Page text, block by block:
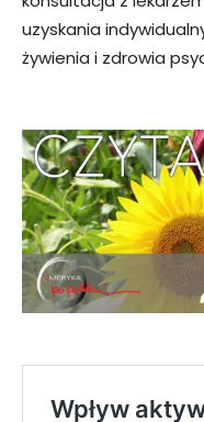
uzyskania
żywienia i zdrowia